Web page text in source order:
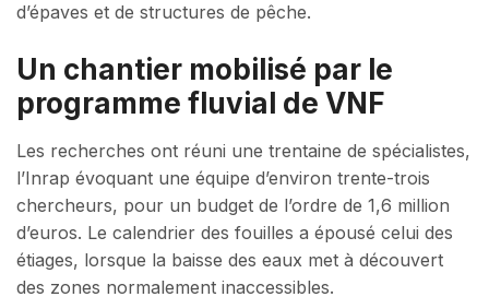
d’épaves et de structures de pêche.
Un chantier mobilisé par le
programme fluvial de VNF
Les recherches ont réuni une trentaine de spécialistes,
l’Inrap évoquant une équipe d’environ trente-trois
chercheurs, pour un budget de l’ordre de 1,6 million
d’euros. Le calendrier des fouilles a épousé celui des
étiages, lorsque la baisse des eaux met à découvert
des zones normalement inaccessibles.